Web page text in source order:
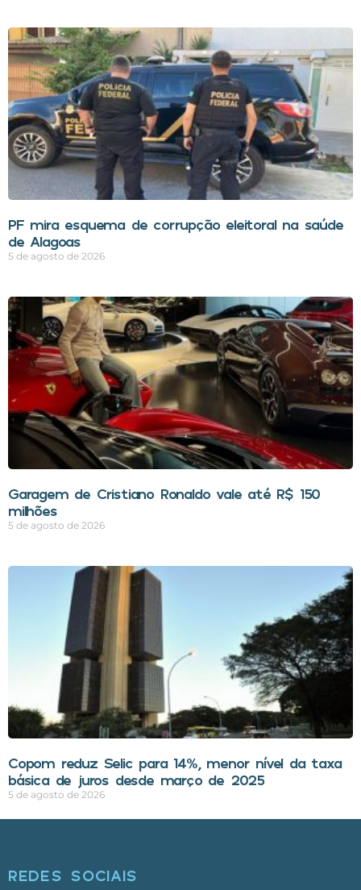
PF mira esquema de corrupção eleitoral na saúde
de Alagoas
5 de agosto de 2026
Garagem de Cristiano Ronaldo vale até R$ 150
milhões
5 de agosto de 2026
Copom reduz Selic para 14%, menor nível da taxa
básica de juros desde março de 2025
5 de agosto de 2026
REDES SOCIAIS